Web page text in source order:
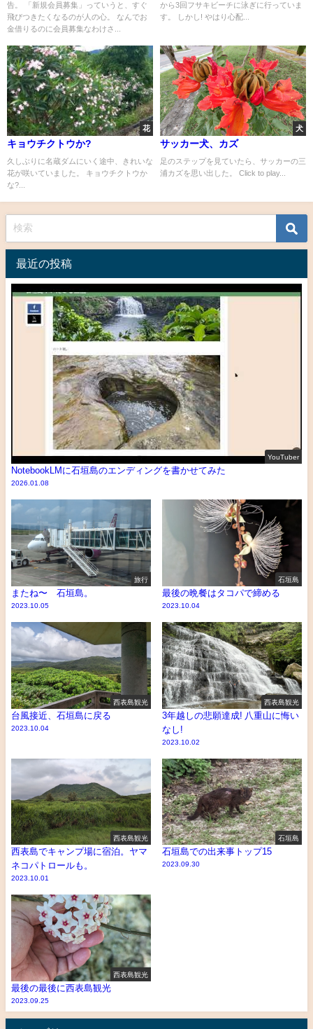
告。 「新規会員募集」っていうと、すぐ
飛びつきたくなるのが人の心。 なんでお
金借りるのに会員募集なわけさ...
から3回フサキビーチに泳ぎに行っていま
す。 しかし! やはり心配...
花
キョウチクトウか?
久しぶりに名蔵ダムにいく途中、きれいな
花が咲いていました。 キョウチクトウか
な?...
犬
サッカー犬、カズ
足のステップを見ていたら、サッカーの三
浦カズを思い出した。 Click to play...
最近の投稿
YouTuber
NotebookLMに石垣島のエンディングを書かせてみた
2026.01.08
旅行
またね〜 石垣島。
2023.10.05
石垣島
最後の晩餐はタコパで締める
2023.10.04
西表島観光
台風接近、石垣島に戻る
2023.10.04
西表島観光
3年越しの悲願達成! 八重山に悔い
なし!
2023.10.02
西表島観光
西表島でキャンプ場に宿泊。ヤマ
ネコパトロールも。
2023.10.01
石垣島
石垣島での出来事トップ15
2023.09.30
西表島観光
最後の最後に西表島観光
2023.09.25